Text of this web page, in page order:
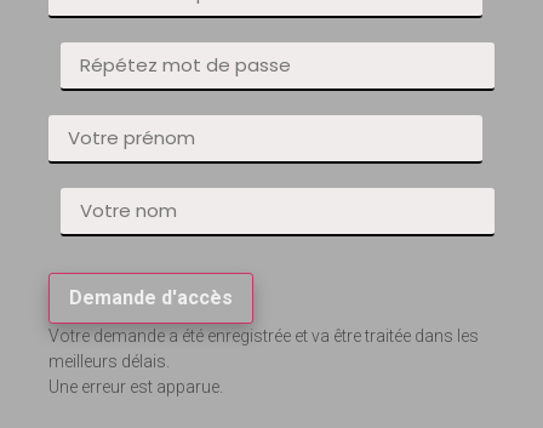
Demande d'accès
Votre demande a été enregistrée et va être traitée dans les
meilleurs délais.
Une erreur est apparue.